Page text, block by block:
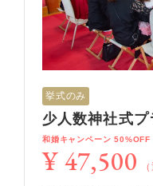
挙式のみ
少人数神社式プ
和婚キャンペーン 50%OFF
¥ 47,500